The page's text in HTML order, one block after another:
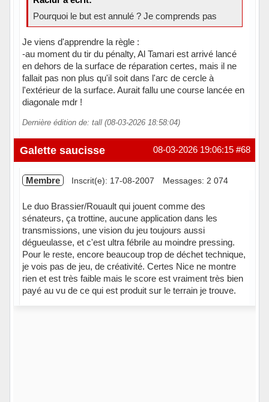
Pourquoi le but est annulé ? Je comprends pas
Je viens d'apprendre la règle :
-au moment du tir du pénalty, Al Tamari est arrivé lancé
en dehors de la surface de réparation certes, mais il ne
fallait pas non plus qu'il soit dans l'arc de cercle à
l'extérieur de la surface. Aurait fallu une course lancée en
diagonale mdr !
Dernière édition de: tall (08-03-2026 18:58:04)
Hors ligne #68
08-03-2026 19:06:15
Galette saucisse
Membre Inscrit(e): 17-08-2007 Messages: 2 074
Le duo Brassier/Rouault qui jouent comme des
sénateurs, ça trottine, aucune application dans les
transmissions, une vision du jeu toujours aussi
dégueulasse, et c'est ultra fébrile au moindre pressing.
Pour le reste, encore beaucoup trop de déchet technique,
je vois pas de jeu, de créativité. Certes Nice ne montre
rien et est très faible mais le score est vraiment très bien
payé au vu de ce qui est produit sur le terrain je trouve.